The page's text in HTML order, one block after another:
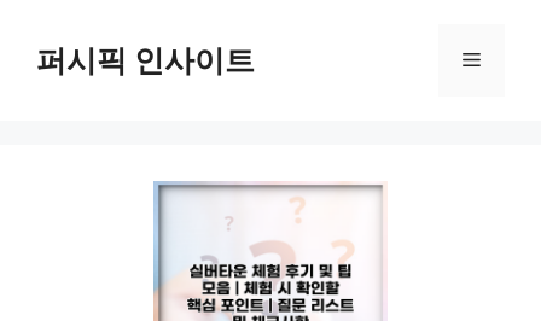
퍼시픽 인사이트 메